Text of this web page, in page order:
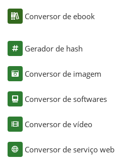
Conversor de ebook
Gerador de hash
Conversor de imagem
Conversor de softwares
Conversor de vídeo
Conversor de serviço web